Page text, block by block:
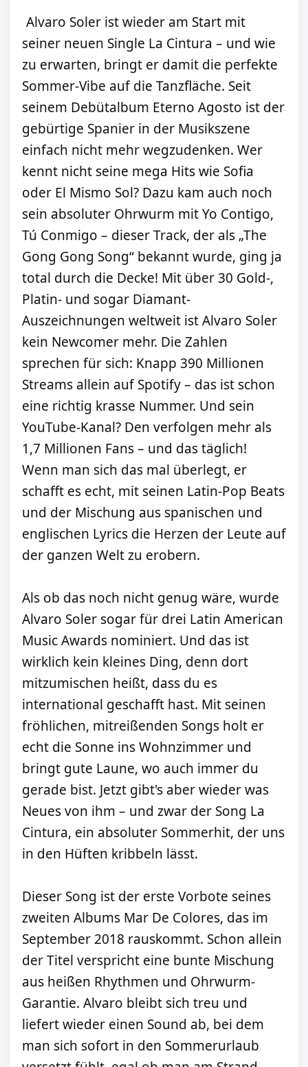
Alvaro Soler ist wieder am Start mit
seiner neuen Single La Cintura – und wie
zu erwarten, bringt er damit die perfekte
Sommer-Vibe auf die Tanzfläche. Seit
seinem Debütalbum Eterno Agosto ist der
gebürtige Spanier in der Musikszene
einfach nicht mehr wegzudenken. Wer
kennt nicht seine mega Hits wie Sofia
oder El Mismo Sol? Dazu kam auch noch
sein absoluter Ohrwurm mit Yo Contigo,
Tú Conmigo – dieser Track, der als „The
Gong Gong Song“ bekannt wurde, ging ja
total durch die Decke! Mit über 30 Gold-,
Platin- und sogar Diamant-
Auszeichnungen weltweit ist Alvaro Soler
kein Newcomer mehr. Die Zahlen
sprechen für sich: Knapp 390 Millionen
Streams allein auf Spotify – das ist schon
eine richtig krasse Nummer. Und sein
YouTube-Kanal? Den verfolgen mehr als
1,7 Millionen Fans – und das täglich!
Wenn man sich das mal überlegt, er
schafft es echt, mit seinen Latin-Pop Beats
und der Mischung aus spanischen und
englischen Lyrics die Herzen der Leute auf
der ganzen Welt zu erobern.
Als ob das noch nicht genug wäre, wurde
Alvaro Soler sogar für drei Latin American
Music Awards nominiert. Und das ist
wirklich kein kleines Ding, denn dort
mitzumischen heißt, dass du es
international geschafft hast. Mit seinen
fröhlichen, mitreißenden Songs holt er
echt die Sonne ins Wohnzimmer und
bringt gute Laune, wo auch immer du
gerade bist. Jetzt gibt's aber wieder was
Neues von ihm – und zwar der Song La
Cintura, ein absoluter Sommerhit, der uns
in den Hüften kribbeln lässt.
Dieser Song ist der erste Vorbote seines
zweiten Albums Mar De Colores, das im
September 2018 rauskommt. Schon allein
der Titel verspricht eine bunte Mischung
aus heißen Rhythmen und Ohrwurm-
Garantie. Alvaro bleibt sich treu und
liefert wieder einen Sound ab, bei dem
man sich sofort in den Sommerurlaub